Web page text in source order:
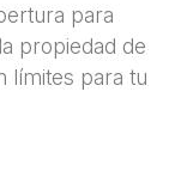
para
propiedad de
límites para tu